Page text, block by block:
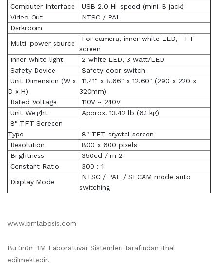
Computer Interface
USB 2.0 Hi-speed (mini-B jack)
Video Out
NTSC / PAL
Darkroom
Multi-power source
For camera, inner white LED, TFT
screen
Inner white light
2 white LED, 3 watt/LED
Safety Device
Safety door switch
Unit Dimension (W x
D x H)
11.41" x 8.66" x 12.60" (290 x 220 x
320mm)
Rated Voltage
110V ~ 240V
Unit Weight
Approx. 13.42 lb (6.1 kg)
8" TFT Screeen
Type
8" TFT crystal screen
Resolution
800 x 600 pixels
Brightness
350cd / m 2
Constant Ratio
300 : 1
Display Mode
NTSC / PAL / SECAM mode auto
switching
www.bmlabosis.com
Bu ürün BM Laboratuvar Sistemleri tarafından ithal
edilmektedir.